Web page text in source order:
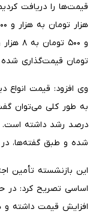
قیمت‌ها را دریافت
تومان قیمت‌گذاری
وی افزود: قیمت انواع
درصد رشد داشته است.
شده و طبق گفته‌ها، در
این بازنشسته تأمین
اساسی تصریح کرد: در
افزایش قیمت داشته و